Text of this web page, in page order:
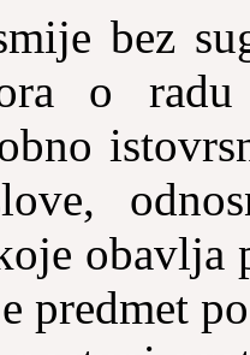
bez
o radu
obavlja
predmet